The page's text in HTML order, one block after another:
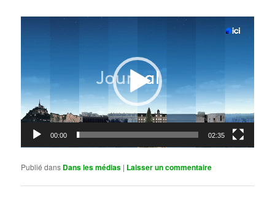
00:00 02:35
Publié dans Dans les médias | Laisser un commentaire